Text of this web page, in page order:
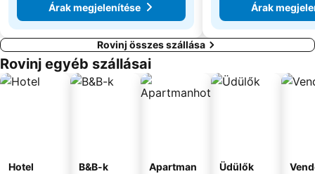
Árak megjelenítése
Árak
Rovinj összes szállása
Rovinj egyéb szállásai
Hotel B&B-k
Apartman
Üdülők